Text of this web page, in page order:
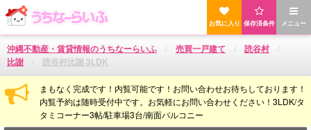
メニュー
保存済条件
お気に入り
沖縄不動産・賃貸情報のうちなーらいふ 売買一戸建て
読谷村
比謝
読谷村比謝 3LDK
まもなく完成です！内覧可能です！お問い合わせお待ちしております！
内覧予約は随時受付中です。お気軽にお問い合わせください！3LDK/タ
タミコーナー3帖/駐車場3台/南面バルコニー